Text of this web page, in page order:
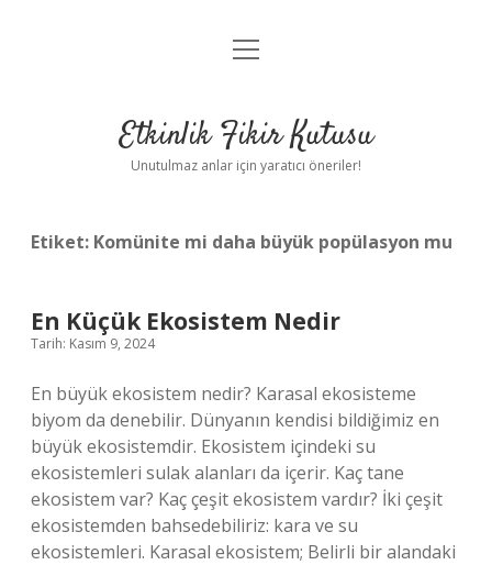
Anasayfa
Yasal Uyarı
menüyü
Etkinlik Fikir Kutusu
Unutulmaz anlar için yaratıcı öneriler!
Etiket: Komünite mi daha büyük popülasyon mu
En Küçük Ekosistem Nedir
Tarih: Kasım 9, 2024
En büyük ekosistem nedir? Karasal ekosisteme
biyom da denebilir. Dünyanın kendisi bildiğimiz en
büyük ekosistemdir. Ekosistem içindeki su
ekosistemleri sulak alanları da içerir. Kaç tane
ekosistem var? Kaç çeşit ekosistem vardır? İki çeşit
ekosistemden bahsedebiliriz: kara ve su
ekosistemleri. Karasal ekosistem; Belirli bir alandaki